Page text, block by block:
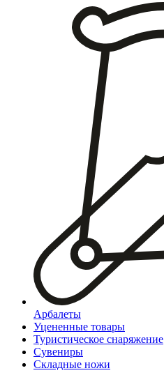
Арбалеты
Уцененные товары
Туристическое снаряжение
Сувениры
Складные ножи